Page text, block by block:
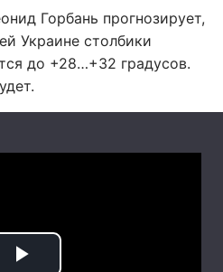
Горбань прогнозирует,
Украине столбики
до +28…+32 градусов.